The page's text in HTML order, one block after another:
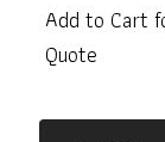
Add to Cart
Quote